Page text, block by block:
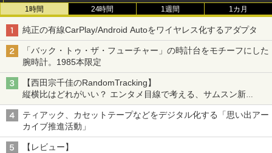
1時間 24時間 1週間 1カ月
純正の有線CarPlay/Android Autoをワイヤレス化するアダプタ
「バック・トゥ・ザ・フューチャー」の時計台をモチーフにした
腕時計。1985本限定
【西田宗千佳のRandomTracking】
縦横比はどれがいい？ エンタメ目線で考える、サムスン新
「Galaxy Z Fold」
ティアック、カセットテープなどをデジタル化する「思い出アー
カイブ推進活動」
【レビュー】